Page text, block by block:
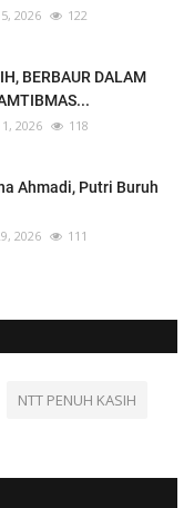
2026 122
BERBAUR DALAM
2026 118
Ahmadi, Putri Buruh
2026 111
NTT PENUH KASIH